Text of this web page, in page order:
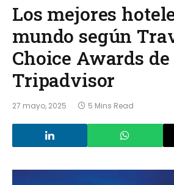
Los mejores
mundo según
Choice Awards de
Tripadvisor
27 mayo, 2025 5 Mins Read